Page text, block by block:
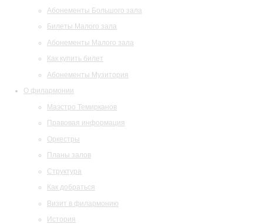
Абонементы Большого зала
Билеты Малого зала
Абонементы Малого зала
Как купить билет
Абонементы Музитория
О филармонии
Маэстро Темирканов
Правовая информация
Оркестры
Планы залов
Структура
Как добраться
Визит в филармонию
История